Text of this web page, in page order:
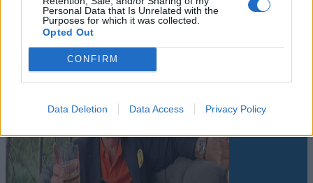
Personal Data that Is Unrelated with the
Purposes for which it was collected.
Opted Out
CONFIRM
Data Deletion Data Access Privacy Policy